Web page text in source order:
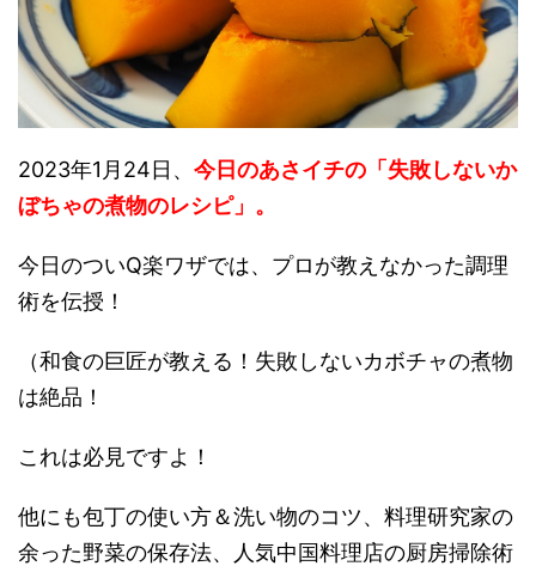
2023年1月24日、 今日のあさイチの「失敗しないか
ぼちゃの煮物のレシピ」。
今日のついQ楽ワザでは、プロが教えなかった調理
術を伝授！
（和食の巨匠が教える！失敗しないカボチャの煮物
は絶品！
これは必見ですよ！
他にも包丁の使い方＆洗い物のコツ、料理研究家の
余った野菜の保存法、人気中国料理店の厨房掃除術